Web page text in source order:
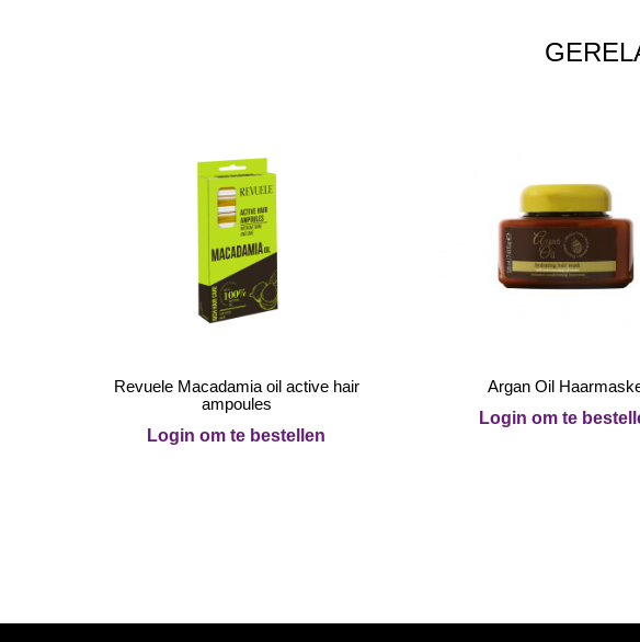
Revuele Macadamia oil active hair
ampoules
Login om te bestellen
Argan Oil
Login om te